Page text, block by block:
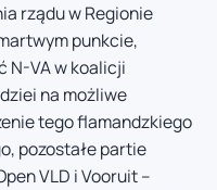
rządu w Regionie
punkcie,
N-VA w koalicji
na możliwe
tego flamandzkiego
pozostałe partie
VLD i Vooruit –